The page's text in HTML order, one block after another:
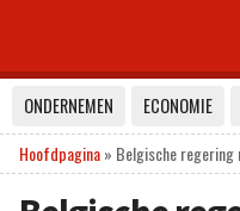
ONDERNEMEN ECONOMIE
Hoofdpagina» Belgische